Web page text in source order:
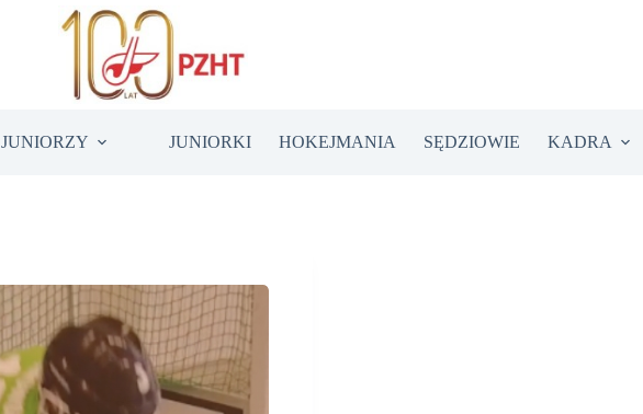
JUNIORZY JUNIORKI HOKEJMANIA SĘDZIOWIE KADRA